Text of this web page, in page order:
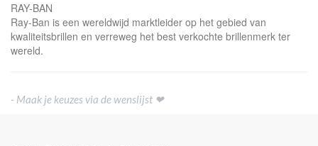
RAY-BAN
Ray-Ban is een wereldwijd marktleider op het gebied van
kwaliteitsbrillen en verreweg het best verkochte brillenmerk ter
wereld.
- Maak je keuzes via de wenslijst ❤